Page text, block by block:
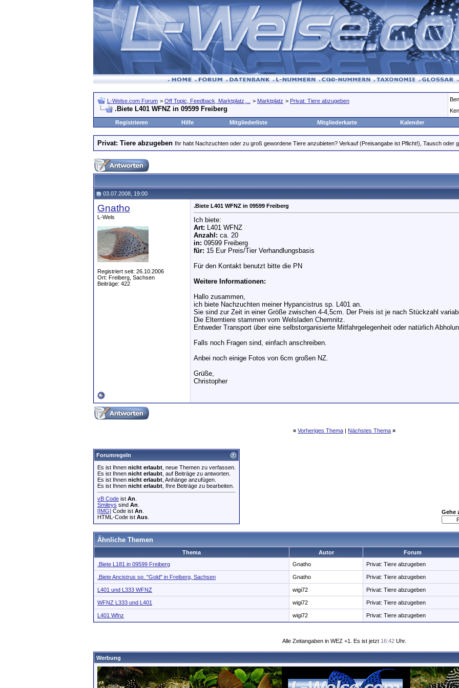
L-Welse.com Forum > Off Topic, Feedback, Marktplatz,... > Marktplatz > Privat: Tiere abzugeben
.Biete L401 WFNZ in 09599 Freiberg
Registrieren
Hilfe Mitgliederliste Mitgliederkarte Kalender
Privat: Tiere abzugeben Ihr habt Nachzuchten oder zu groß gewordene Tiere anzubieten? Verkauf (Preisangabe ist Pflicht!), Tausch oder
03.07.2008, 19:00
Gnatho
L-Wels
Registriert seit: 26.10.2006
Ort: Freiberg, Sachsen
Beiträge: 422
.Biete L401 WFNZ in 09599 Freiberg
Ich biete:
Art: L401 WFNZ
Anzahl: ca. 20
in: 09599 Freiberg
für: 15 Eur Preis/Tier Verhandlungsbasis
Für den Kontakt benutzt bitte die PN
Weitere Informationen:
Hallo zusammen,
ich biete Nachzuchten meiner Hypancistrus sp. L401 an.
Sie sind zur Zeit in einer Größe zwischen 4-4,5cm. Der Preis ist je nach Stückzahl
Die Elterntiere stammen vom Welsladen Chemnitz.
Entweder Transport über eine selbstorganisierte Mitfahrgelegenheit oder natürlich
Falls noch Fragen sind, einfach anschreiben.
Anbei noch einige Fotos von 6cm großen NZ.
Grüße,
Christopher
« Vorheriges Thema | Nächstes Thema »
Forumregeln
Es ist Ihnen nicht erlaubt , neue Themen zu verfassen.
Es ist Ihnen nicht erlaubt , auf Beiträge zu antworten.
Es ist Ihnen nicht erlaubt , Anhänge anzufügen.
Es ist Ihnen nicht erlaubt , Ihre Beiträge zu bearbeiten.
vB Code ist An
Smileys sind An
[IMG] Code ist An
HTML-Code ist Aus
Gehe
Ähnliche Themen
Thema Autor Forum
.Biete L181 in 09599 Freiberg
Gnatho Privat: Tiere abzugeben
.Biete Ancistrus sp. "Gold" in Freiberg, Sachsen Gnatho Privat: Tiere abzugeben
L401 und L333 WFNZ wigi72 Privat: Tiere abzugeben
WFNZ L333 und L401 wigi72 Privat: Tiere abzugeben
L401 Wfnz wigi72 Privat: Tiere abzugeben
Alle Zeitangaben in WEZ +1. Es ist jetzt 16:42 Uhr.
Werbung